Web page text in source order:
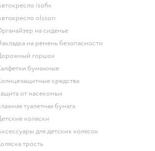
Автокресло isofix
Автокресло olsson
Органайзер на сиденье
Накладка на ремень безопасности
Дорожный горшок
Салфетки бумажные
Солнцезащитные средства
Защита от насекомых
Влажная туалетная бумага
Детские коляски
Аксессуары для детских колясок
Коляска трость